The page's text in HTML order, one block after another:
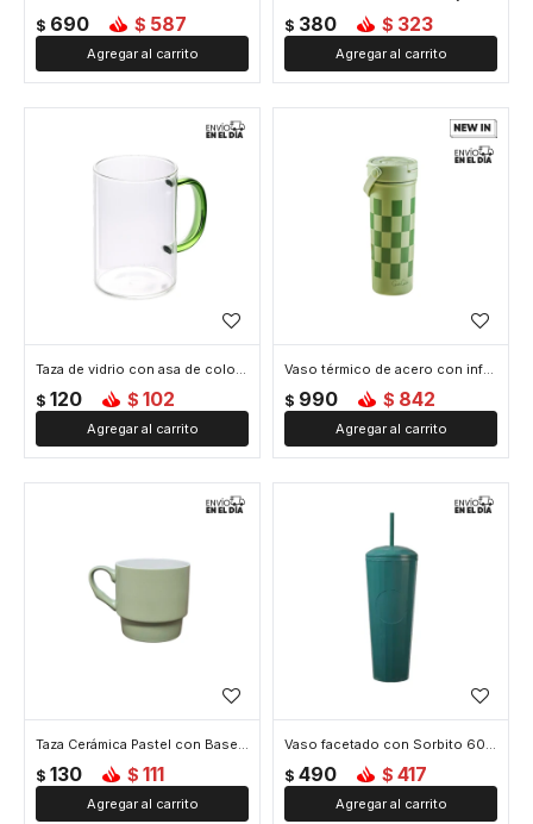
$ 690 $ 587 $ 380 $ 323
Taza de vidrio con asa de color - 300ml - Verde
$ 120 $ 102
Vaso térmico de acero con infusor y asa - 610ml - Verde
$ 990 $ 842
Taza Cerámica Pastel con Base Ancha – 350ml - Verde
$ 130 $ 111
Vaso facetado con Sorbito 600ml - Verde
$ 490 $ 417